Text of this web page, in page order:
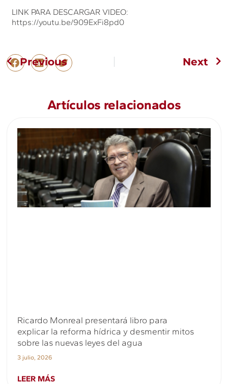
LINK PARA DESCARGAR VIDEO:
https://youtu.be/909ExFi8pd0
Previous Next
Artículos relacionados
Ricardo Monreal presentará libro para
explicar la reforma hídrica y desmentir mitos
sobre las nuevas leyes del agua
3 julio, 2026
LEER MÁS